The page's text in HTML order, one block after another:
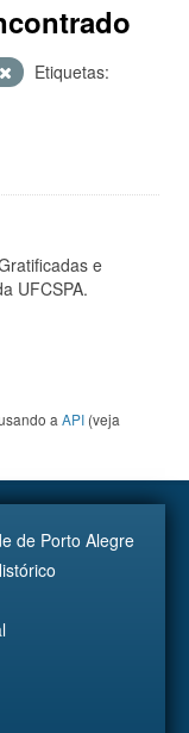
Etiquetas:
e
UFCSPA.
a API (veja
de Porto Alegre